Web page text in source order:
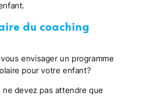
du coaching
envisager un programme
pour votre enfant?
ne devez pas attendre que